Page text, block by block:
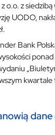
o.o. z
UODO,
Bank
ponad
kwartale